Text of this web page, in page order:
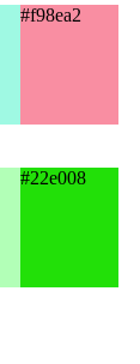
#f98ea2
#22e008